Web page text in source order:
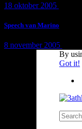
18 oktober 2005
Speech van Marino
8 november 2005
By
Got it!